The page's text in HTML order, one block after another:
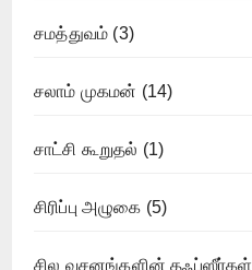
சமத்துவம் (3)
சலாம் முகமன் (14)
சாட்சி கூறுதல் (1)
சிரிப்பு அழுகை (5)
சில வசனங்களின் தஃப்ஸீர்கள்